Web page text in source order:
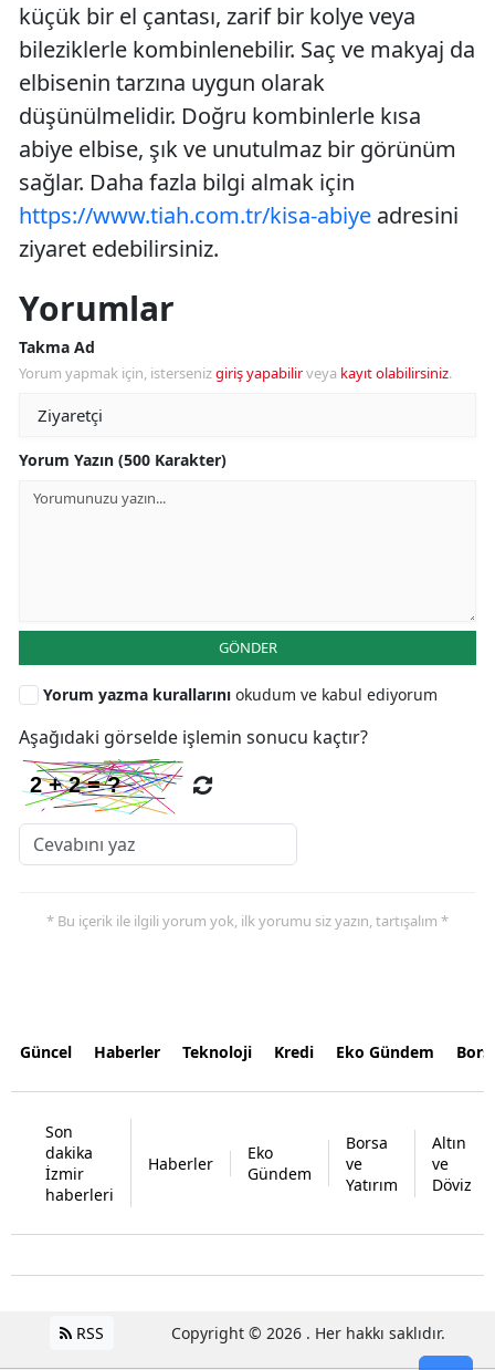
küçük bir el çantası, zarif bir kolye veya
bileziklerle kombinlenebilir. Saç ve makyaj da
elbisenin tarzına uygun olarak
düşünülmelidir. Doğru kombinlerle kısa
abiye elbise, şık ve unutulmaz bir görünüm
sağlar. Daha fazla bilgi almak için
https://www.tiah.com.tr/kisa-abiye adresini
ziyaret edebilirsiniz.
Yorumlar
Takma Ad
Yorum yapmak için, istersenizgiriş yapabilirveya kayıt olabilirsiniz.
Yorum Yazın (500 Karakter)
GÖNDER
Yorum yazma kurallarını okudum ve kabul ediyorum
Aşağıdaki görselde işlemin sonucu kaçtır?
* Bu içerik ile ilgili yorum yok, ilk yorumu siz yazın, tartışalım *
Güncel Haberler Teknoloji Kredi Eko Gündem
Son
dakika
İzmir
haberleri
Haberler
Eko
Gündem
Borsa
ve
Yatırım
Altın
ve
Döviz
RSS Copyright © 2026 . Her hakkı saklıdır.